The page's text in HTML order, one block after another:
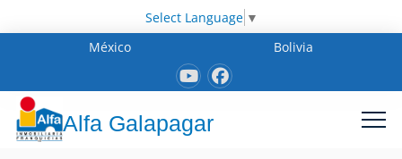
Select Language ▼
México
Bolivia
Alfa Galapagar